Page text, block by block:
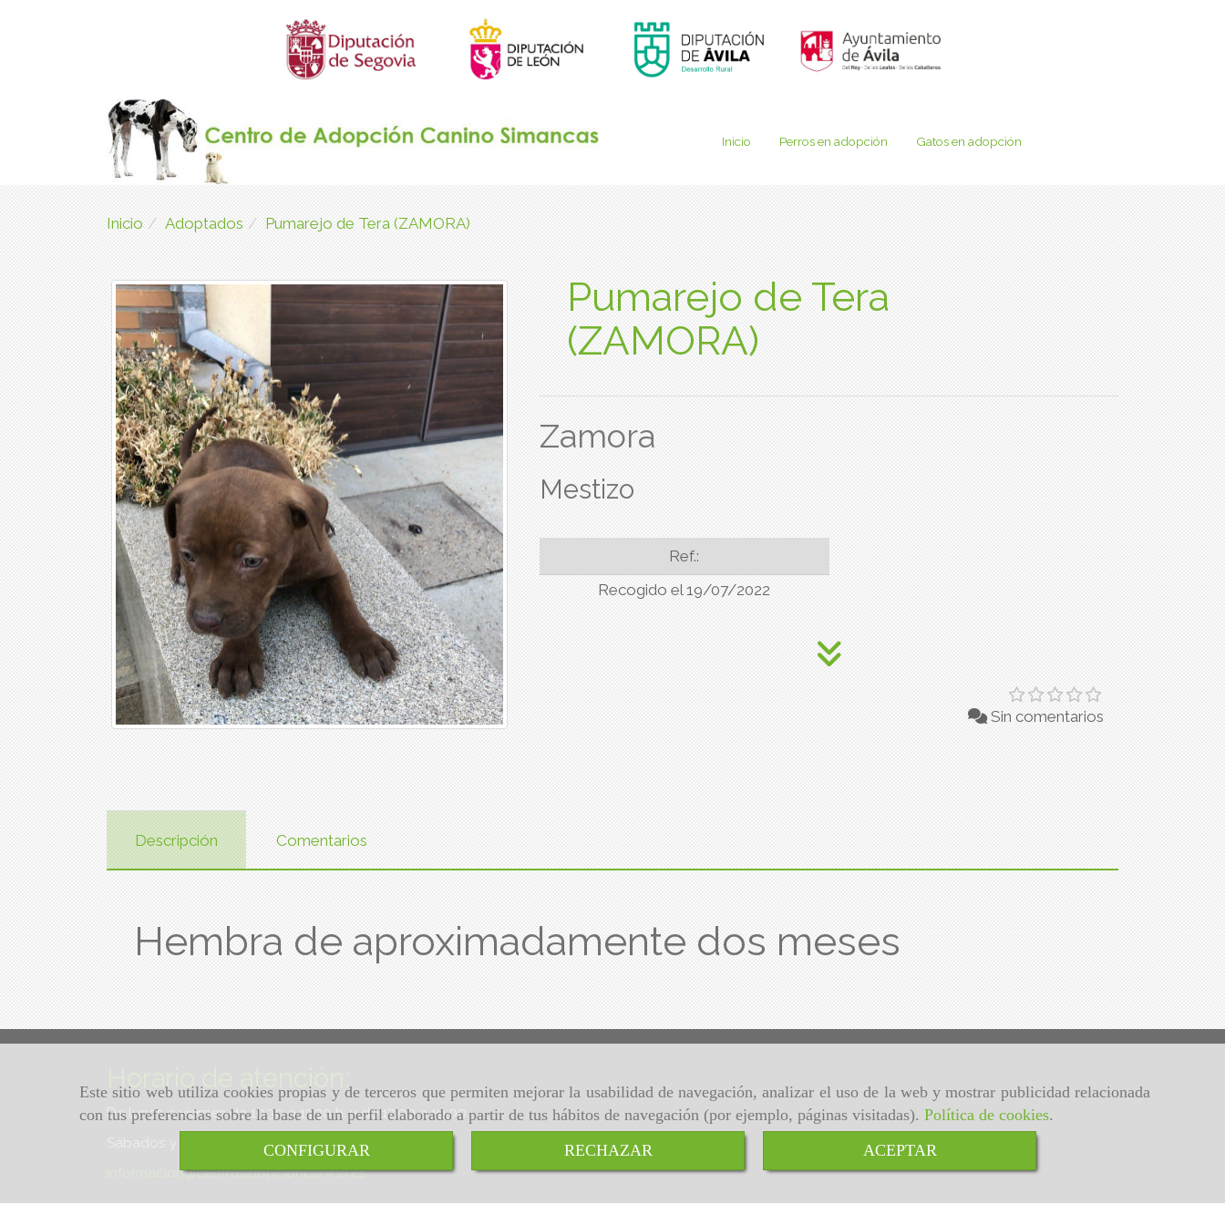
Este sitio web utiliza cookies propias y de terceros que permiten mejorar la usabilidad de navegación, analizar el uso de la web y mostrar publicidad relacionada
con tus preferencias sobre la base de un perfil elaborado a partir de tus hábitos de navegación (por ejemplo, páginas visitadas). Política de cookies.
CONFIGURAR
RECHAZAR ACEPTAR
Inicio Perros en adopción Gatos en adopción
Inicio Adoptados Pumarejo de Tera (ZAMORA)
Pumarejo de Tera
(ZAMORA)
Zamora
Mestizo
Ref.:
Recogido el 19/07/2022
Sin comentarios
Descripción Comentarios
Hembra de aproximadamente dos meses
Horario de atención:
De lunes a viernes de 10:30 a 13:30 h. y de 17:00 a 19:00
Sábados y domingos de 10:30 a 13:30 h.
informacion
centroadopcioncanino.es